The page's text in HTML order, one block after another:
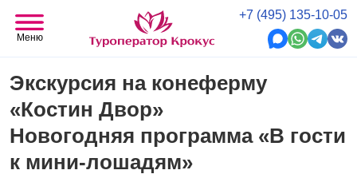
+7 (495) 135-10-05
Меню
Экскурсия на конеферму
«Костин Двор»
Новогодняя программа «В гости
к мини-лошадям»